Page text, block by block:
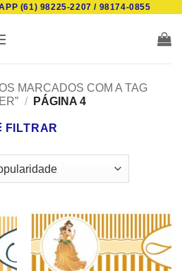
(61) 98225-2207 / 98174-0855
MARCADOS COM A TAG
/ PÁGINA 4
FILTRAR